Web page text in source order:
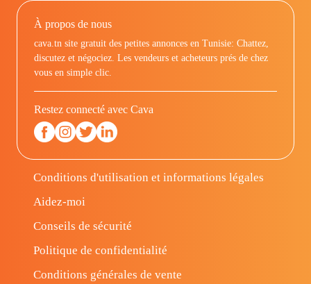
À propos de nous
cava.tn site gratuit des petites annonces en Tunisie: Chattez,
discutez et négociez. Les vendeurs et acheteurs prés de chez
vous en simple clic.
Restez connecté avec Cava
Conditions d'utilisation et informations légales
Aidez-moi
Conseils de sécurité
Politique de confidentialité
Conditions générales de vente